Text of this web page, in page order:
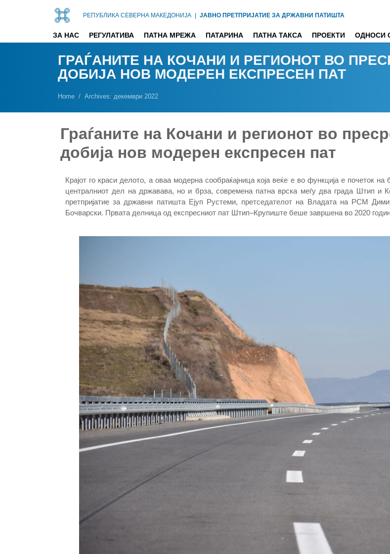
РЕПУБЛИКА СЕВЕРНА МАКЕДОНИЈА | ЈАВНО ПРЕТПРИЈАТИЕ ЗА ДРЖАВНИ ПАТИШТА
ЗА НАС РЕГУЛАТИВА ПАТНА МРЕЖА ПАТАРИНА ПАТНА ТАКСА ПРОЕКТИ ОДНОСИ
ГРАЃАНИТЕ НА КОЧАНИ И РЕГИОНОТ ВО
ДОБИЈА НОВ МОДЕРЕН ЕКСПРЕСЕН ПАТ
Home Archives: декември 2022
Граѓаните на Кочани и регионот во
добија нов модерен експресен пат
Крајот го краси делото, а оваа модерна сообраќајница која веќе е во функција е почеток
централниот дел на државава, но и брза, современа патна врска меѓу два града Штип и
претпријатие за државни патишта Ејуп Рустеми, претседателот на Владата на РСМ
Бочварски. Првата делница од експресниот пат Штип–Крупиште беше завршена во 2020